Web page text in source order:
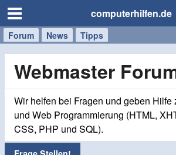
computerhilfen.de
Forum News Tipps
Handy
Windows
Mac
Webmaster
Wir helfen bei Fragen und geben Hilfe
und Web Programmierung (HTML,
CSS, PHP und SQL).